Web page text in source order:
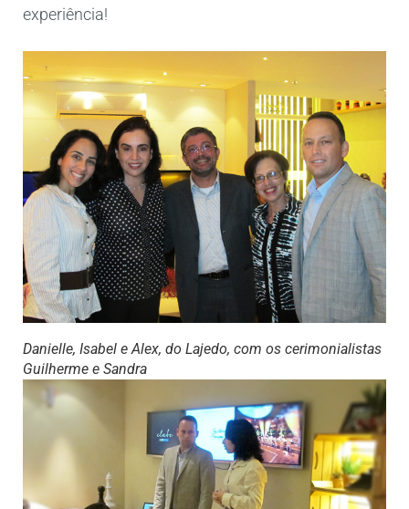
experiência!
Danielle, Isabel e Alex, do Lajedo, com os cerimonialistas
Guilherme e Sandra